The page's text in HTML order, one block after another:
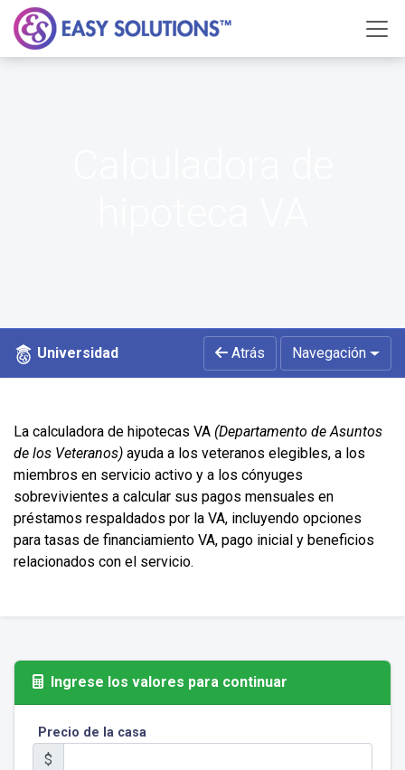
Universidad Atrás Navegación
La calculadora de hipotecas VA (Departamento de Asuntos
de los Veteranos) ayuda a los veteranos elegibles, a los
miembros en servicio activo y a los cónyuges
sobrevivientes a calcular sus pagos mensuales en
préstamos respaldados por la VA, incluyendo opciones
para tasas de financiamiento VA, pago inicial y beneficios
relacionados con el servicio.
Ingrese los valores para continuar
Precio de la casa
$